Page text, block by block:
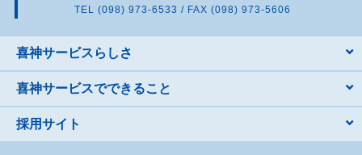
TEL (098) 973-6533 / FAX (098) 973-5606
喜神サービスらしさ
喜神サービスでできること
採用サイト